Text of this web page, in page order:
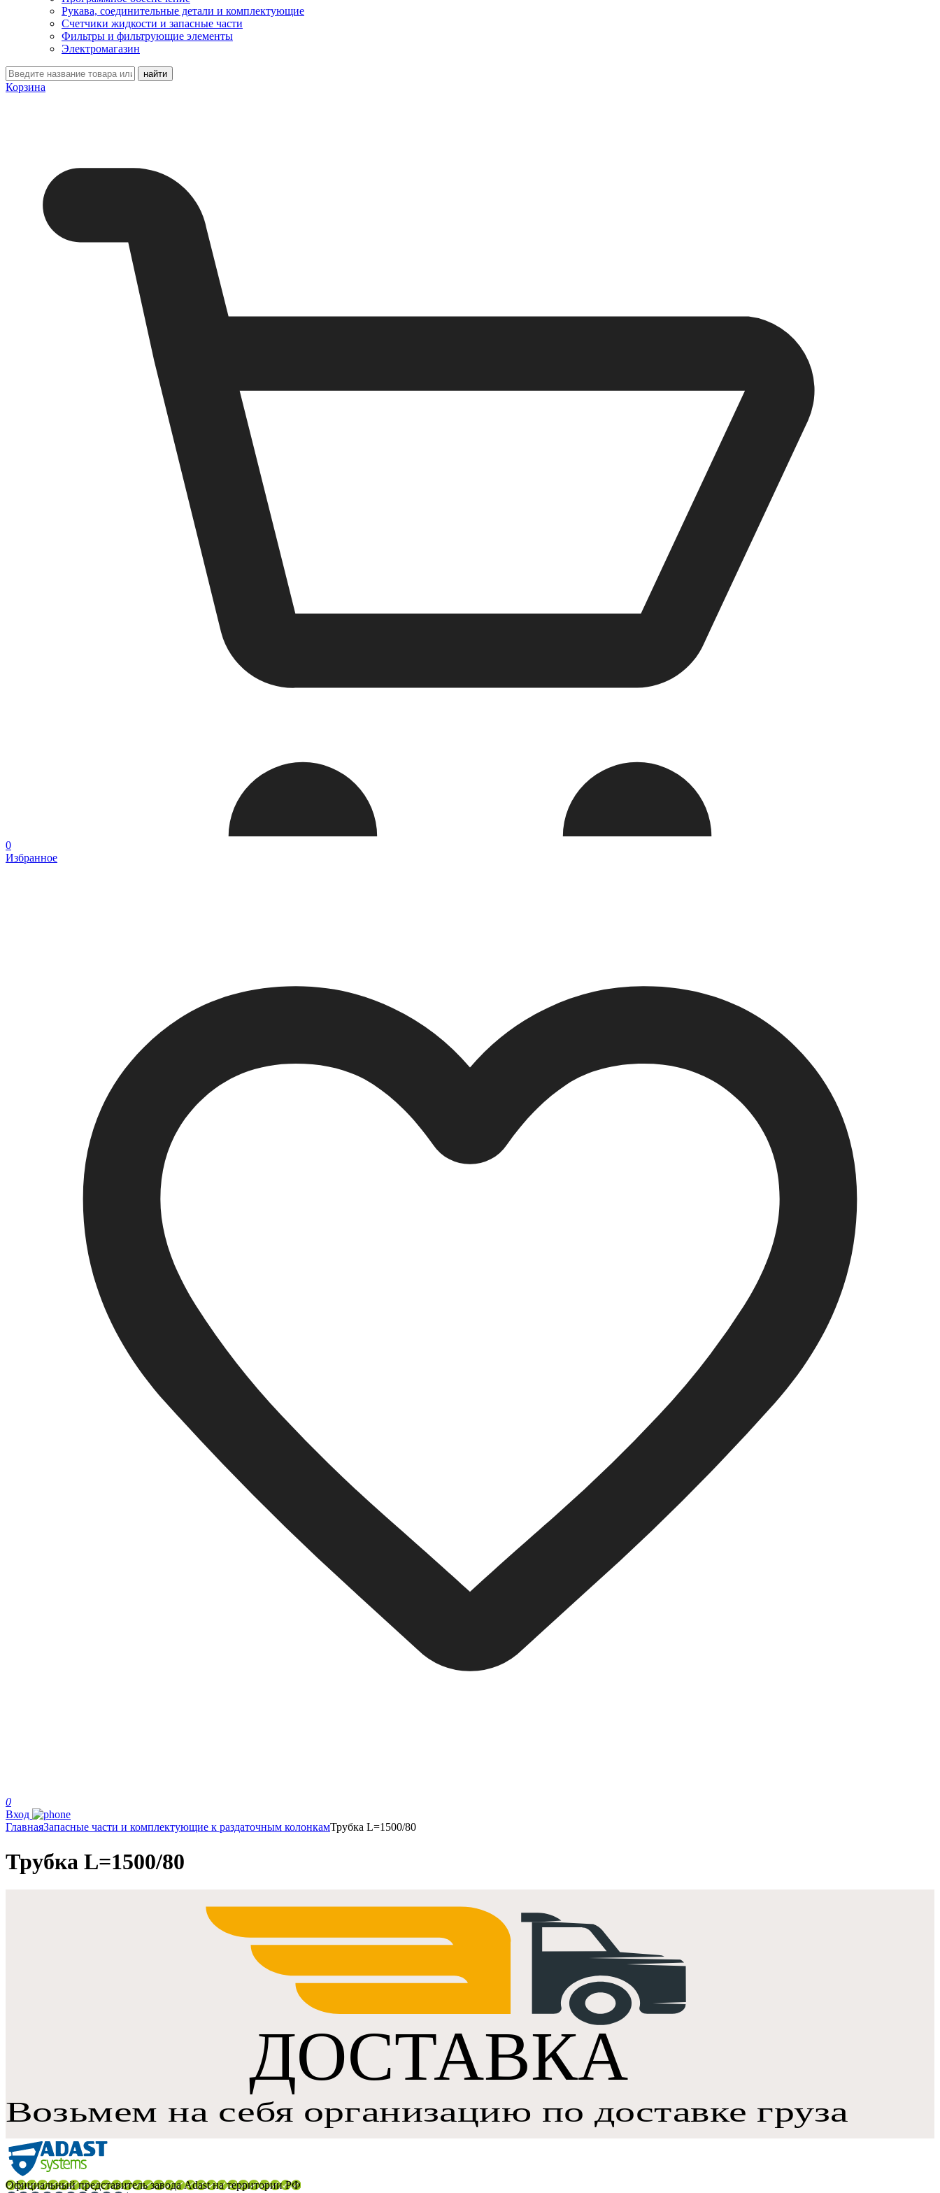
Рукава, соединительные детали и комплектующие
Счетчики жидкости и запасные части
Фильтры и фильтрующие элементы
Электромагазин
Корзина
0
Избранное
0
Вход
ГлавнаяЗапасные части и комплектующие к раздаточным колонкамТрубка L=1500/80
Трубка L=1500/80
Официальный представитель завода Adast на территории РФ